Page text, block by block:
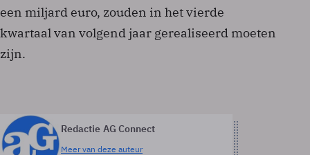
een miljard euro, zouden in het vierde
kwartaal van volgend jaar gerealiseerd moeten
zijn.
Redactie AG Connect
Meer van deze auteur